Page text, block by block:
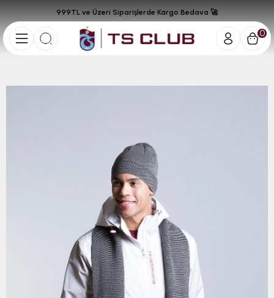
0
999TL ve Üzeri Siparişlerde Kargo Bedava 🚀